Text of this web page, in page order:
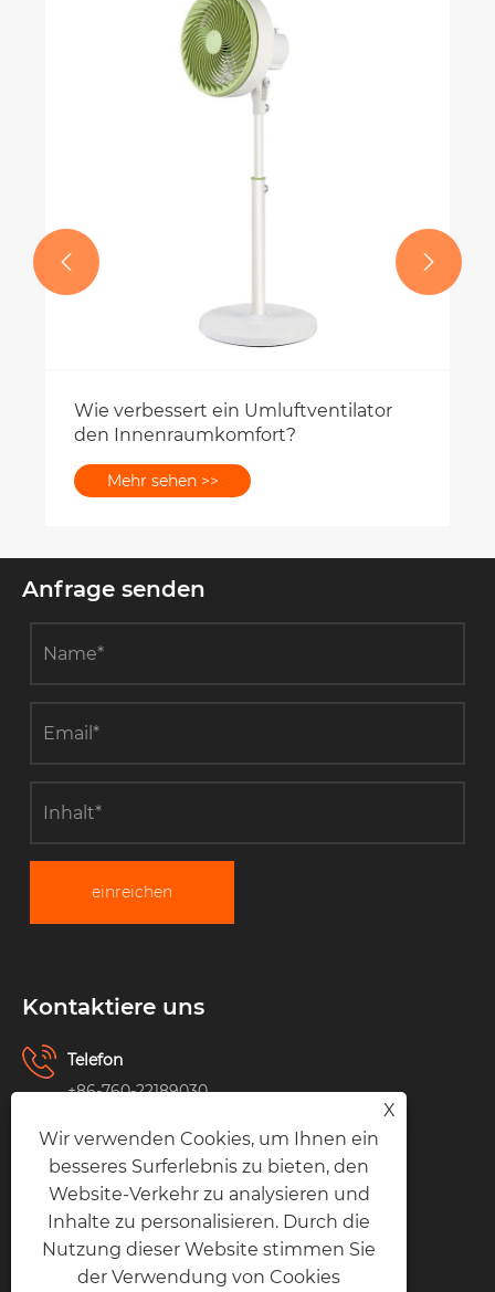
Wie verbessert ein Umluftventilator
den Innenraumkomfort?
Mehr sehen >>
 
Anfrage senden
einreichen
Kontaktiere uns
Telefon
+86-760-22189030
Email
Adresse
X
Wir verwenden Cookies, um Ihnen ein
besseres Surferlebnis zu bieten, den
Website-Verkehr zu analysieren und
Inhalte zu personalisieren. Durch die
Nutzung dieser Website stimmen Sie
der Verwendung von Cookies